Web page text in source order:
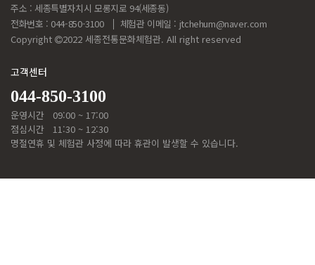
주소 : 세종특별자치시 모롱지로 94(세종동)
전화번호 : 044-850-3100
체험관 이메일 : jtchehum@naver.com
Copyright
2022 세종전통문화체험관. All right reserved
고객센터
044-850-3100
운영시간
09:00 ~ 17:00
점심시간
11:30 ~ 12:30
명절연휴 및 체험관 사정에 따라 휴관이 발생할 수 있습니다.